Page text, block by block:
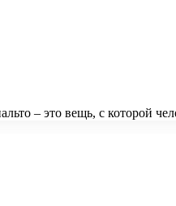
– это вещь, с которой